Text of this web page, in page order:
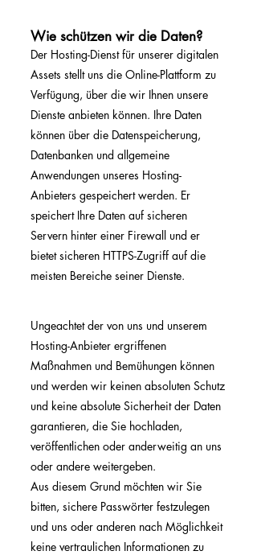
Wie schützen wir die Daten?
Der Hosting-Dienst für unserer digitalen
Assets stellt uns die Online-Plattform zu
Verfügung, über die wir Ihnen unsere
Dienste anbieten können. Ihre Daten
können über die Datenspeicherung,
Datenbanken und allgemeine
Anwendungen unseres Hosting-
Anbieters gespeichert werden. Er
speichert Ihre Daten auf sicheren
Servern hinter einer Firewall und er
bietet sicheren HTTPS-Zugriff auf die
meisten Bereiche seiner Dienste.
Ungeachtet der von uns und unserem
Hosting-Anbieter ergriffenen
Maßnahmen und Bemühungen können
und werden wir keinen absoluten Schutz
und keine absolute Sicherheit der Daten
garantieren, die Sie hochladen,
veröffentlichen oder anderweitig an uns
oder andere weitergeben.
Aus diesem Grund möchten wir Sie
bitten, sichere Passwörter festzulegen
und uns oder anderen nach Möglichkeit
keine vertraulichen Informationen zu